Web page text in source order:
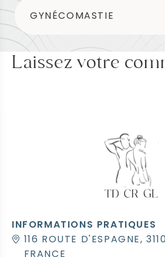
GYNÉCOMASTIE
Laissez votre
INFORMATIONS PRATIQUES
116 ROUTE D'ESPAGNE,
FRANCE